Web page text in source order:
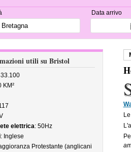
Data arrivo
utili su Bristol
KM²
elettrica: 50Hz
: Inglese
Protestante (anglicani